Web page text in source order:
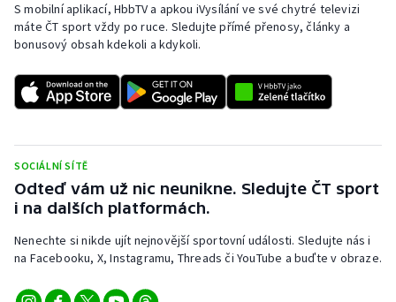
Short track
Sportovní střelba
Triatlon
Veslování
Vodní slalom
Volejbal
S mobilní aplikací, HbbTV a apkou iVysílání ve své chytré televizi
máte ČT sport vždy po ruce. Sledujte přímé přenosy, články a
bonusový obsah kdekoli a kdykoli.
SOCIÁLNÍ SÍTĚ
Odteď vám už nic neunikne. Sledujte ČT sport
i na dalších platformách.
Nenechte si nikde ujít nejnovější sportovní události. Sledujte nás i
na Facebooku, X, Instagramu, Threads či YouTube a buďte v obraze.